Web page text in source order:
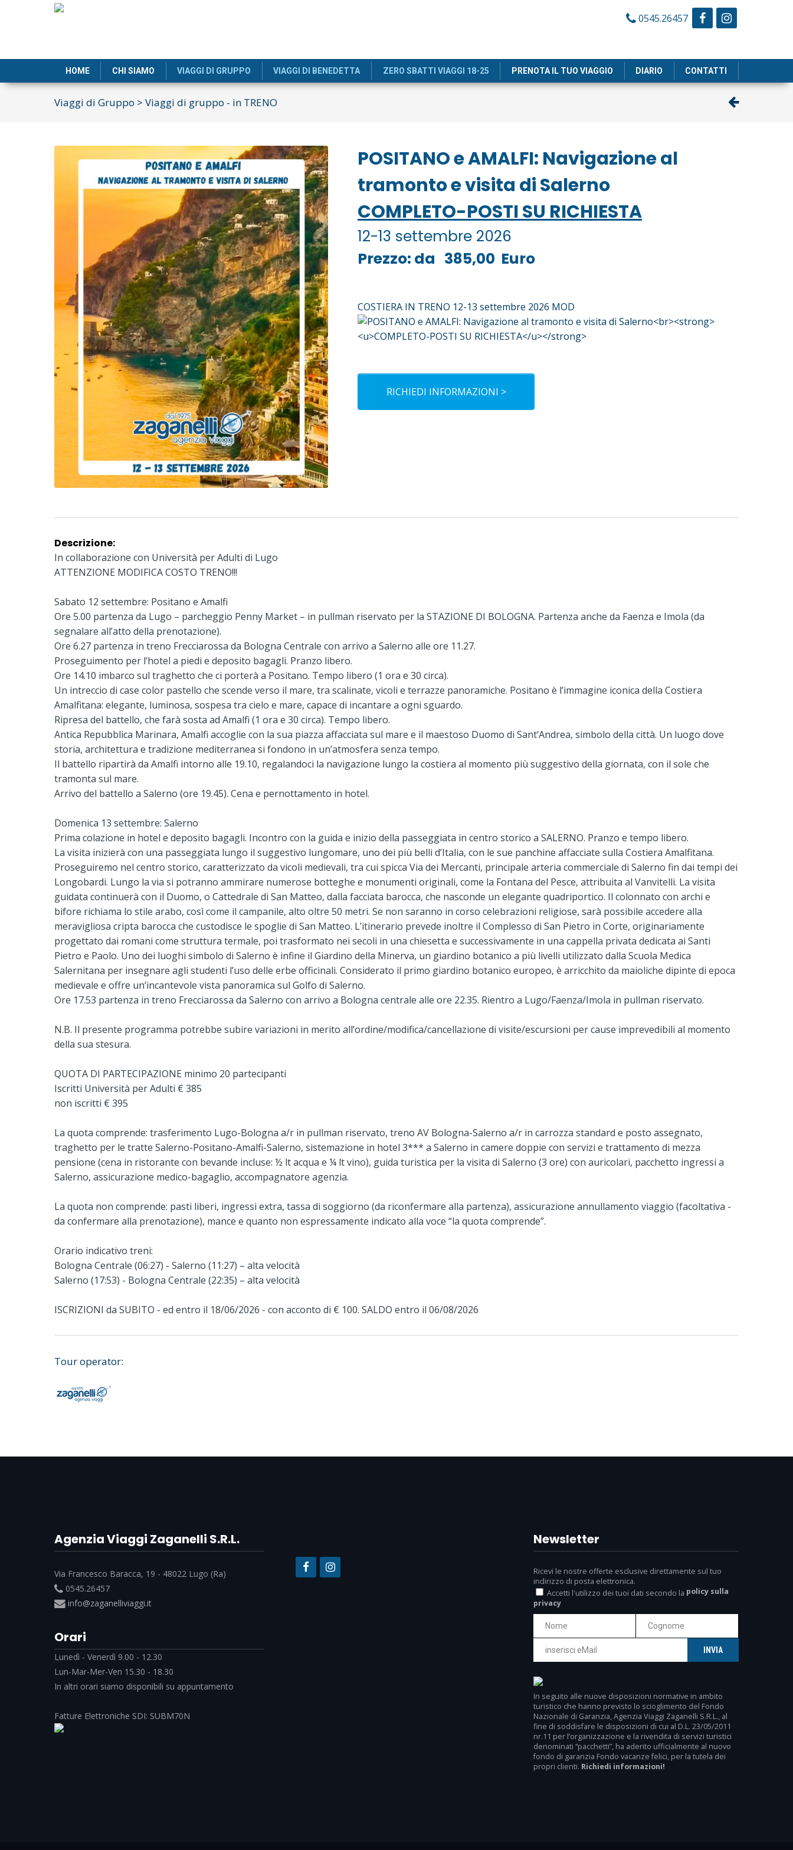
0545.26457
HOME CHI SIAMO VIAGGI DI GRUPPO VIAGGI DI BENEDETTA ZERO SBATTI VIAGGI 18-25 PRENOTA IL TUO VIAGGIO DIARIO CONTATTI
Viaggi di Gruppo > Viaggi di gruppo - in TRENO
POSITANO e AMALFI: Navigazione al
tramonto e visita di Salerno
COMPLETO-POSTI SU RICHIESTA
12-13 settembre 2026
Prezzo: da 385,00 Euro
COSTIERA IN TRENO 12-13 settembre 2026 MOD
RICHIEDI INFORMAZIONI >
Descrizione:
In collaborazione con Università per Adulti di Lugo
ATTENZIONE MODIFICA COSTO TRENO!!!
Sabato 12 settembre: Positano e Amalfi
Ore 5.00 partenza da Lugo – parcheggio Penny Market – in pullman riservato per la STAZIONE DI BOLOGNA. Partenza anche da Faenza e Imola (da
segnalare all’atto della prenotazione).
Ore 6.27 partenza in treno Frecciarossa da Bologna Centrale con arrivo a Salerno alle ore 11.27.
Proseguimento per l’hotel a piedi e deposito bagagli. Pranzo libero.
Ore 14.10 imbarco sul traghetto che ci porterà a Positano. Tempo libero (1 ora e 30 circa).
Un intreccio di case color pastello che scende verso il mare, tra scalinate, vicoli e terrazze panoramiche. Positano è l’immagine iconica della Costiera
Amalfitana: elegante, luminosa, sospesa tra cielo e mare, capace di incantare a ogni sguardo.
Ripresa del battello, che farà sosta ad Amalfi (1 ora e 30 circa). Tempo libero.
Antica Repubblica Marinara, Amalfi accoglie con la sua piazza affacciata sul mare e il maestoso Duomo di Sant’Andrea, simbolo della città. Un luogo dove
storia, architettura e tradizione mediterranea si fondono in un’atmosfera senza tempo.
Il battello ripartirà da Amalfi intorno alle 19.10, regalandoci la navigazione lungo la costiera al momento più suggestivo della giornata, con il sole che
tramonta sul mare.
Arrivo del battello a Salerno (ore 19.45). Cena e pernottamento in hotel.
Domenica 13 settembre: Salerno
Prima colazione in hotel e deposito bagagli. Incontro con la guida e inizio della passeggiata in centro storico a SALERNO. Pranzo e tempo libero.
La visita inizierà con una passeggiata lungo il suggestivo lungomare, uno dei più belli d’Italia, con le sue panchine affacciate sulla Costiera Amalfitana.
Proseguiremo nel centro storico, caratterizzato da vicoli medievali, tra cui spicca Via dei Mercanti, principale arteria commerciale di Salerno fin dai tempi dei
Longobardi. Lungo la via si potranno ammirare numerose botteghe e monumenti originali, come la Fontana del Pesce, attribuita al Vanvitelli. La visita
guidata continuerà con il Duomo, o Cattedrale di San Matteo, dalla facciata barocca, che nasconde un elegante quadriportico. Il colonnato con archi e
bifore richiama lo stile arabo, così come il campanile, alto oltre 50 metri. Se non saranno in corso celebrazioni religiose, sarà possibile accedere alla
meravigliosa cripta barocca che custodisce le spoglie di San Matteo. L’itinerario prevede inoltre il Complesso di San Pietro in Corte, originariamente
progettato dai romani come struttura termale, poi trasformato nei secoli in una chiesetta e successivamente in una cappella privata dedicata ai Santi
Pietro e Paolo. Uno dei luoghi simbolo di Salerno è infine il Giardino della Minerva, un giardino botanico a più livelli utilizzato dalla Scuola Medica
Salernitana per insegnare agli studenti l’uso delle erbe officinali. Considerato il primo giardino botanico europeo, è arricchito da maioliche dipinte di epoca
medievale e offre un’incantevole vista panoramica sul Golfo di Salerno.
Ore 17.53 partenza in treno Frecciarossa da Salerno con arrivo a Bologna centrale alle ore 22.35. Rientro a Lugo/Faenza/Imola in pullman riservato.
N.B. Il presente programma potrebbe subire variazioni in merito all’ordine/modifica/cancellazione di visite/escursioni per cause imprevedibili al momento
della sua stesura.
QUOTA DI PARTECIPAZIONE minimo 20 partecipanti
Iscritti Università per Adulti € 385
non iscritti € 395
La quota comprende: trasferimento Lugo-Bologna a/r in pullman riservato, treno AV Bologna-Salerno a/r in carrozza standard e posto assegnato,
traghetto per le tratte Salerno-Positano-Amalfi-Salerno, sistemazione in hotel 3*** a Salerno in camere doppie con servizi e trattamento di mezza
pensione (cena in ristorante con bevande incluse: ½ lt acqua e ¼ lt vino), guida turistica per la visita di Salerno (3 ore) con auricolari, pacchetto ingressi a
Salerno, assicurazione medico-bagaglio, accompagnatore agenzia.
La quota non comprende: pasti liberi, ingressi extra, tassa di soggiorno (da riconfermare alla partenza), assicurazione annullamento viaggio (facoltativa -
da confermare alla prenotazione), mance e quanto non espressamente indicato alla voce “la quota comprende”.
Orario indicativo treni:
Bologna Centrale (06:27) - Salerno (11:27) – alta velocità
Salerno (17:53) - Bologna Centrale (22:35) – alta velocità
ISCRIZIONI da SUBITO - ed entro il 18/06/2026 - con acconto di € 100. SALDO entro il 06/08/2026
Tour operator:
Agenzia Viaggi Zaganelli S.R.L.
Via Francesco Baracca, 19 - 48022 Lugo (Ra)
0545.26457
info@zaganelliviaggi.it
Orari
Lunedì - Venerdì 9.00 - 12.30
Lun-Mar-Mer-Ven 15.30 - 18.30
In altri orari siamo disponibili su appuntamento
Fatture Elettroniche SDI: SUBM70N
Newsletter
Ricevi le nostre offerte esclusive direttamente sul tuo
indirizzo di posta elettronica.
Accetti l'utilizzo dei tuoi dati secondo la policy sulla
privacy
In seguito alle nuove disposizioni normative in ambito
turistico che hanno previsto lo scioglimento del Fondo
Nazionale di Garanzia, Agenzia Viaggi Zaganelli S.R.L., al
fine di soddisfare le disposizioni di cui al D.L. 23/05/2011
nr.11 per l’organizzazione e la rivendita di servizi turistici
denominati “pacchetti”, ha aderito ufficialmente al nuovo
fondo di garanzia Fondo vacanze felici, per la tutela dei
propri clienti. Richiedi informazioni!